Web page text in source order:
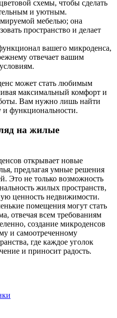
схемы, чтобы сделать
и уютным.
мебелью; она
пространство и делает
вашего микроденса,
отвечает вашим
может стать любимым
максимальный комфорт и
Вам нужно лишь найти
и функциональности.
на жилые
открывает новые
предлагая умные решения
Это не только возможность
жилых пространств,
ценность недвижимости.
помещения могут стать
отвечая всем требованиям
создание микроденсов
и самоотреченному
где каждое уголок
и приносит радость.